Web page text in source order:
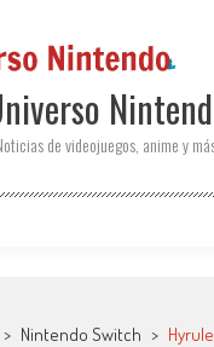
de videojuegos, anime y
> Nintendo Switch >